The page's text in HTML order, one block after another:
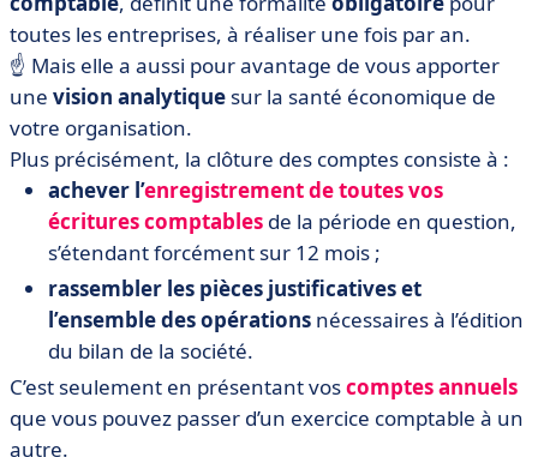
toutes les entreprises, à réaliser une fois par an.
☝️ Mais elle a aussi pour avantage de vous apporter
une vision analytique sur la santé économique de
votre organisation.
Plus précisément, la clôture des comptes consiste à :
achever l’enregistrement de toutes vos
écritures comptables de la période en question,
s’étendant forcément sur 12 mois ;
rassembler les pièces justificatives et
l’ensemble des opérations nécessaires à l’édition
du bilan de la société.
C’est seulement en présentant voscomptes annuels
que vous pouvez passer d’un exercice comptable à un
autre.